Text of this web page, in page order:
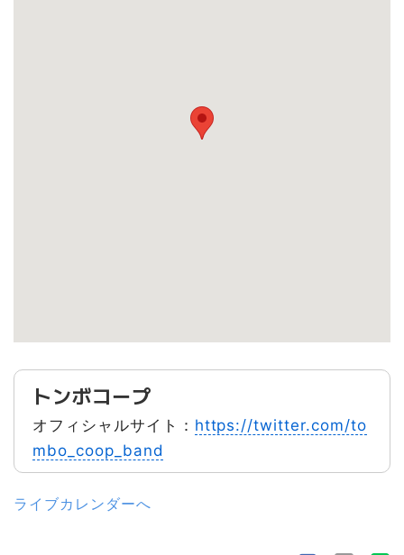
トンボコープ
オフィシャルサイト： https://twitter.com/to
mbo_coop_band
ライブカレンダーへ